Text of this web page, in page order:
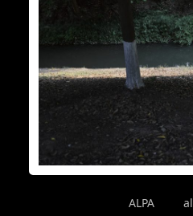
POSTED
ALPA